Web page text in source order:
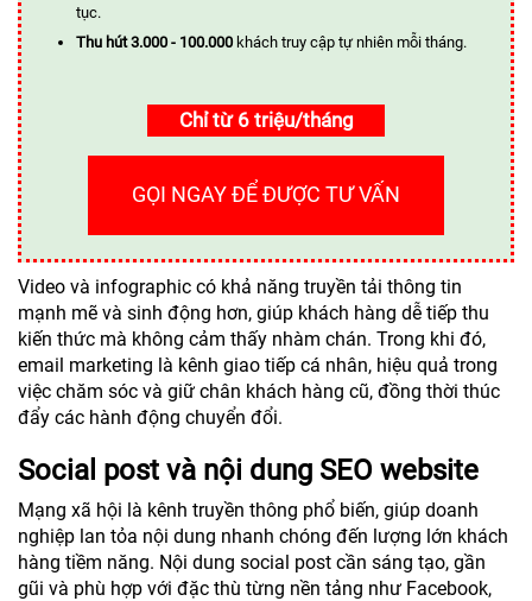
tục.
Thu hút 3.000 - 100.000 khách truy cập tự nhiên mỗi tháng.
Chỉ từ 6 triệu/tháng
GỌI NGAY ĐỂ ĐƯỢC TƯ VẤN
Video và infographic có khả năng truyền tải thông tin
mạnh mẽ và sinh động hơn, giúp khách hàng dễ tiếp thu
kiến thức mà không cảm thấy nhàm chán. Trong khi đó,
email marketing là kênh giao tiếp cá nhân, hiệu quả trong
việc chăm sóc và giữ chân khách hàng cũ, đồng thời thúc
đẩy các hành động chuyển đổi.
Social post và nội dung SEO website
Mạng xã hội là kênh truyền thông phổ biến, giúp doanh
nghiệp lan tỏa nội dung nhanh chóng đến lượng lớn khách
hàng tiềm năng. Nội dung social post cần sáng tạo, gần
gũi và phù hợp với đặc thù từng nền tảng như Facebook,